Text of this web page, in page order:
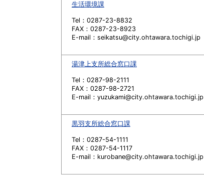
生活環境課
Tel：0287-23-8832
FAX：0287-23-8923
E-mail：seikatsu@city.ohtawara.tochigi.jp
湯津上支所総合窓口課
Tel：0287-98-2111
FAX：0287-98-2721
E-mail：yuzukami@city.ohtawara.tochigi.jp
黒羽支所総合窓口課
Tel：0287-54-1111
FAX：0287-54-1117
E-mail：kurobane@city.ohtawara.tochigi.jp